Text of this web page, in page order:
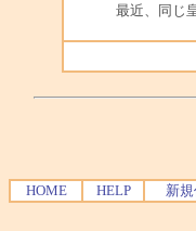
最近、同じ
HOME HELP 新